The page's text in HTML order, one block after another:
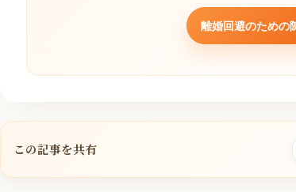
離婚回避のための
この記事を共有